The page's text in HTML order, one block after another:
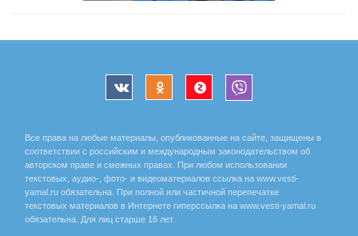
Все права на любые материалы, опубликованные на сайте, защищены в
соответствии с российским и международным законодательством об
авторском праве и смежных правах. При любом использовании
текстовых, аудио-, фото- и видеоматериалов ссылка на www.vesti-
yamal.ru обязательна. При полной или частичной перепечатке
текстовых материалов в Интернете гиперссылка на www.vesti-yamal.ru
обязательна. Для лиц старше 16 лет.